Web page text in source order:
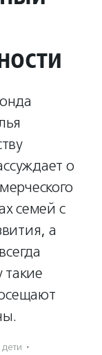
о
семей с
а
такие
·